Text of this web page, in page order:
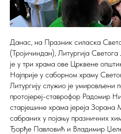
Данас, на Празник силаска
(Тројичиндан), Литургија
је у три храма ове Црквене
Најприје у саборном храму
Литургију служио је умировљени
протојереј-ставрофор Радомир
старјешине храма јереја
сабраних у појању празничних
Ђорђе Павловић и Владимир